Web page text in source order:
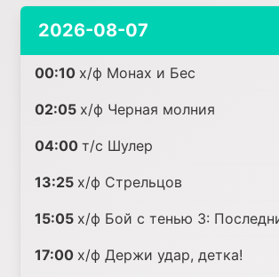
2026-08-07
00:10 х/ф Монах и Бес
02:05 х/ф Черная молния
04:00 т/с Шулер
13:25 х/ф Стрельцов
15:05 х/ф Бой с тенью 3:
17:00 х/ф Держи удар, детка!